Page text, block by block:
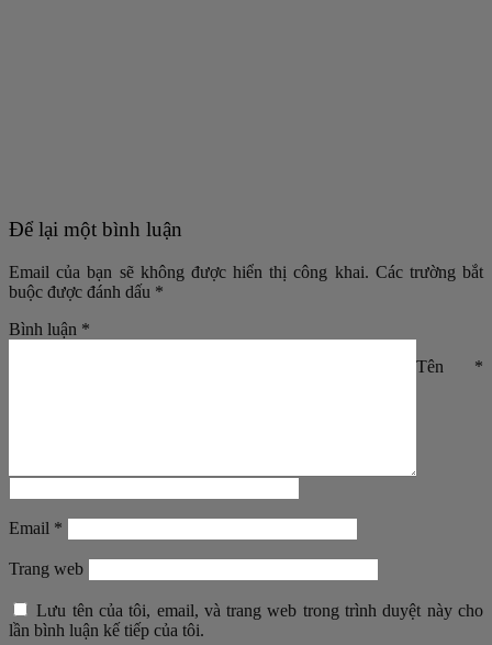
Để lại một bình luận
Email của bạn sẽ không được hiển thị công khai. Các trường bắt
buộc được đánh dấu *
Bình luận *
Tên *
Email *
Trang web
Lưu tên của tôi, email, và trang web trong trình duyệt này cho
lần bình luận kế tiếp của tôi.